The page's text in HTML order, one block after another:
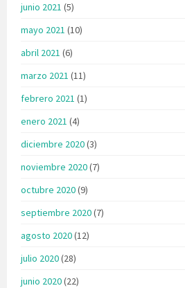
junio 2021 (5)
mayo 2021 (10)
abril 2021 (6)
marzo 2021 (11)
febrero 2021 (1)
enero 2021 (4)
diciembre 2020(3)
noviembre 2020(7)
octubre 2020(9)
septiembre 2020(7)
agosto 2020(12)
julio 2020(28)
junio 2020(22)